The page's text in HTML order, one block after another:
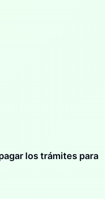
los trámites para